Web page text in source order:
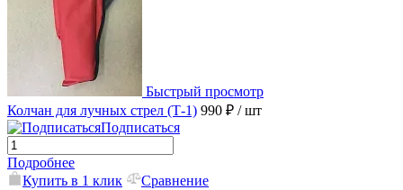
Быстрый просмотр
Колчан для лучных стрел (Т-1) 990 ₽ / шт
Подписаться
Подробнее
Купить в 1 клик
Сравнение